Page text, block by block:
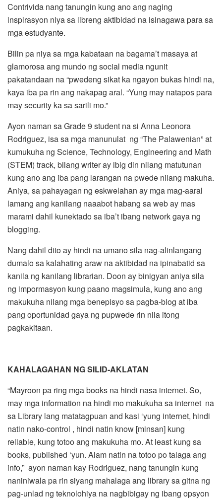
Contrivida nang tanungin kung ano ang naging
inspirasyon niya sa libreng aktibidad na isinagawa para sa
mga estudyante.
Bilin pa niya sa mga kabataan na bagama’t masaya at
glamorosa ang mundo ng social media ngunit
pakatandaan na “pwedeng sikat ka ngayon bukas hindi na,
kaya iba pa rin ang nakapag aral. “Yung may natapos para
may security ka sa sarili mo.”
Ayon naman sa Grade 9 student na si Anna Leonora
Rodriguez, isa sa mga manunulat ng “The Palawenian” at
kumukuha ng Science, Technology, Engineering and Math
(STEM) track, bilang writer ay ibig din nilang matutunan
kung ano ang iba pang larangan na pwede nilang makuha.
Aniya, sa pahayagan ng eskwelahan ay mga mag-aaral
lamang ang kanilang naaabot habang sa web ay mas
marami dahil kunektado sa iba’t ibang network gaya ng
blogging.
Nang dahil dito ay hindi na umano sila nag-alinlangang
dumalo sa kalahating araw na aktibidad na ipinabatid sa
kanila ng kanilang librarian. Doon ay binigyan aniya sila
ng impormasyon kung paano magsimula, kung ano ang
makukuha nilang mga benepisyo sa pagba-blog at iba
pang oportunidad gaya ng pupwede rin nila itong
pagkakitaan.
KAHALAGAHAN NG SILID-AKLATAN
“Mayroon pa ring mga books na hindi nasa internet. So,
may mga information na hindi mo makukuha sa internet na
sa Library lang matatagpuan and kasi ‘yung internet, hindi
natin nako-control , hindi natin know [minsan] kung
reliable, kung totoo ang makukuha mo. At least kung sa
books, published ‘yun. Alam natin na totoo po talaga ang
info,” ayon naman kay Rodriguez, nang tanungin kung
naniniwala pa rin siyang mahalaga ang library sa gitna ng
pag-unlad ng teknolohiya na nagbibigay ng ibang opsyon